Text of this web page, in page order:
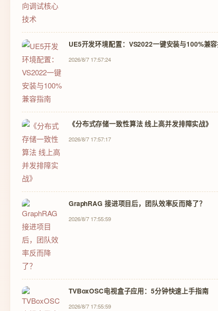
UE5开发环境配置：VS2022一键安装与100%兼
2026/8/7 17:57:24
《分布式存储一致性算法 线上高并发排障实战》
2026/8/7 17:57:17
GraphRAG 接进项目后，团队效率反而降了？
2026/8/7 17:55:59
TVBoxOSC电视盒子应用：5分钟快速上手指南
2026/8/7 17:55:59